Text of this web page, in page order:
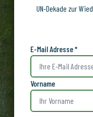
UN-Dekade zur
E-Mail Adresse *
Vorname